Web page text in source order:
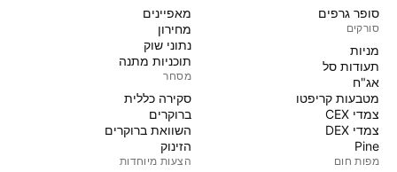
סופר גרפים
סורקים
מניות‏
תעודות סל
אג"ח
מטבעות קריפטו
צמדי CEX
צמדי DEX
Pine
מפות חום
מאפיינים
מחירון
נתוני שוק
תוכניות מתנה
מסחר
סקירה כללית
ברוקרים
השוואת ברוקרים
הזינוק
הצעות מיוחדות